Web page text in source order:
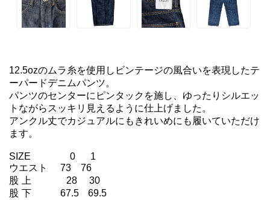
12.5ozのムラ糸を使用しビンテージの風合いを表現したテ
ーパードデニムパンツ。
パンツのセンターにピンタックを施し、ゆったりシルエッ
トながらスッキリ見えるように仕上げました。
アンクル丈でカジュアルにもきれいめにも履いていただけ
ます。
SIZE	　 　0     1
ウエスト　 73　76
股 上	　   28    30
股 下	　 67.5   69.5